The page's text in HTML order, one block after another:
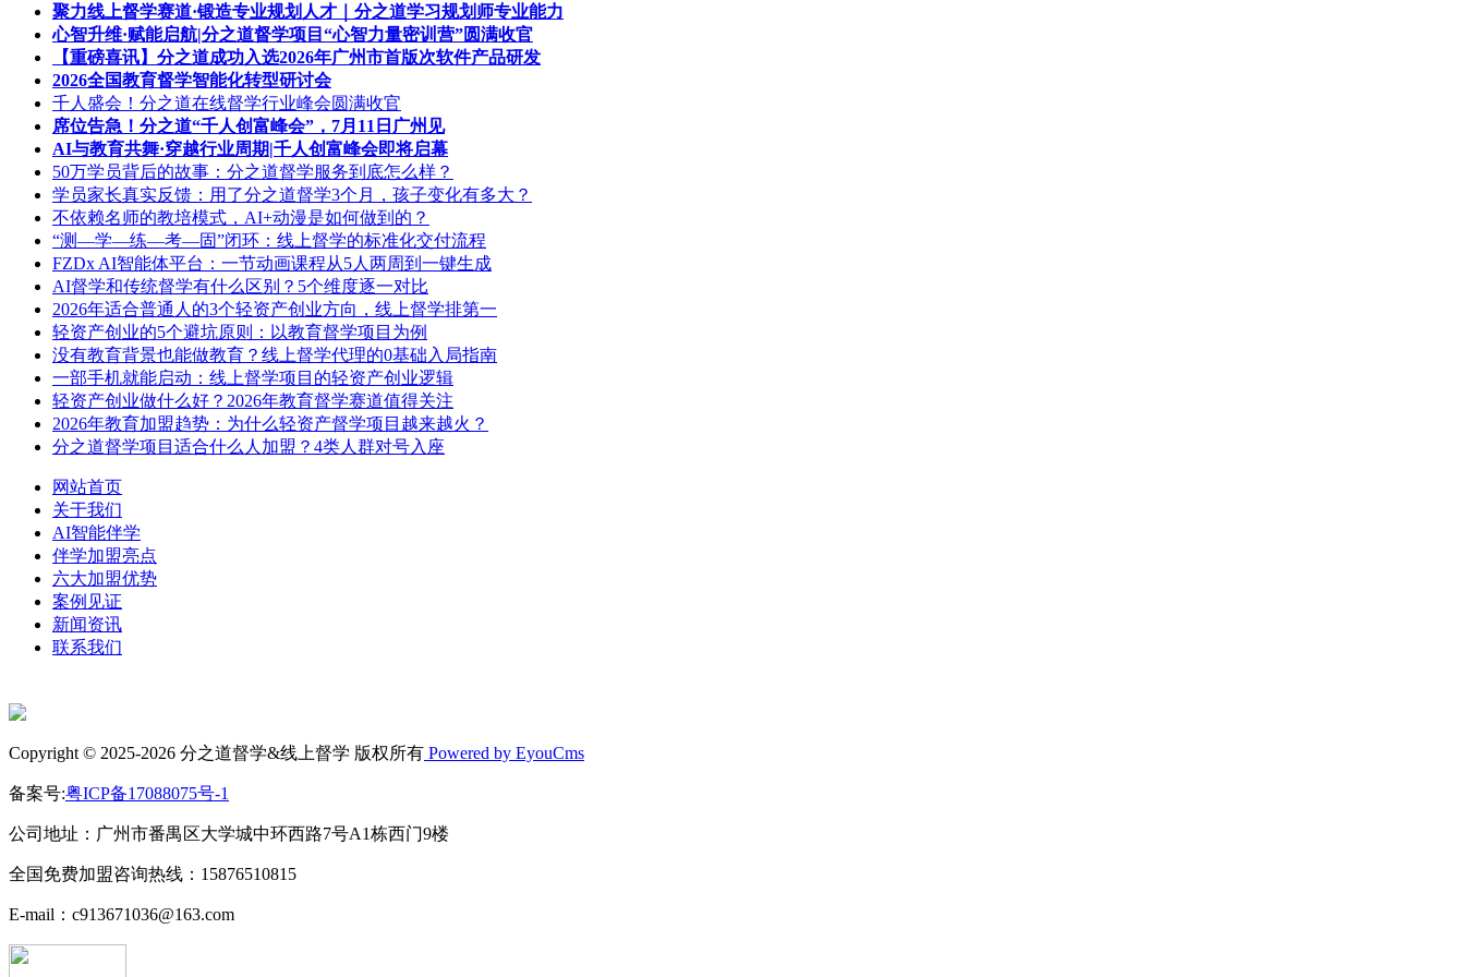
聚力线上督学赛道·锻造专业规划人才｜分之道学习规划师专业能力
心智升维·赋能启航|分之道督学项目“心智力量密训营”圆满收官
【重磅喜讯】分之道成功入选2026年广州市首版次软件产品研发
2026全国教育督学智能化转型研讨会
千人盛会！分之道在线督学行业峰会圆满收官
席位告急！分之道“千人创富峰会”，7月11日广州见
AI与教育共舞·穿越行业周期|千人创富峰会即将启幕
50万学员背后的故事：分之道督学服务到底怎么样？
学员家长真实反馈：用了分之道督学3个月，孩子变化有多大？
不依赖名师的教培模式，AI+动漫是如何做到的？
“测—学—练—考—固”闭环：线上督学的标准化交付流程
FZDx AI智能体平台：一节动画课程从5人两周到一键生成
AI督学和传统督学有什么区别？5个维度逐一对比
2026年适合普通人的3个轻资产创业方向，线上督学排第一
轻资产创业的5个避坑原则：以教育督学项目为例
没有教育背景也能做教育？线上督学代理的0基础入局指南
一部手机就能启动：线上督学项目的轻资产创业逻辑
轻资产创业做什么好？2026年教育督学赛道值得关注
2026年教育加盟趋势：为什么轻资产督学项目越来越火？
分之道督学项目适合什么人加盟？4类人群对号入座
网站首页
关于我们
AI智能伴学
伴学加盟亮点
六大加盟优势
案例见证
新闻资讯
联系我们
Copyright © 2025-2026 分之道督学&线上督学 版权所有 Powered by EyouCms
备案号:粤ICP备17088075号-1
公司地址：广州市番禺区大学城中环西路7号A1栋西门9楼
全国免费加盟咨询热线：15876510815
E-mail：c913671036@163.com